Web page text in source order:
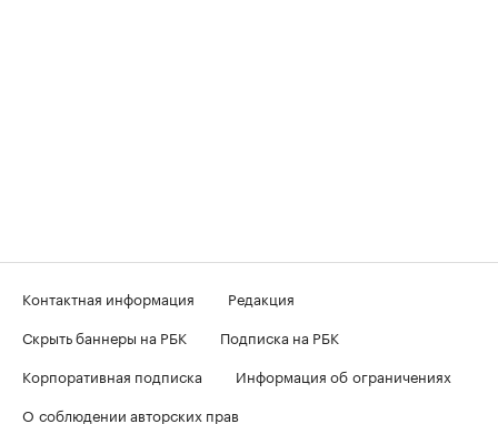
Контактная информация
Редакция
Скрыть баннеры на РБК
Подписка на РБК
Корпоративная подписка
Информация об ограничениях
О соблюдении авторских прав